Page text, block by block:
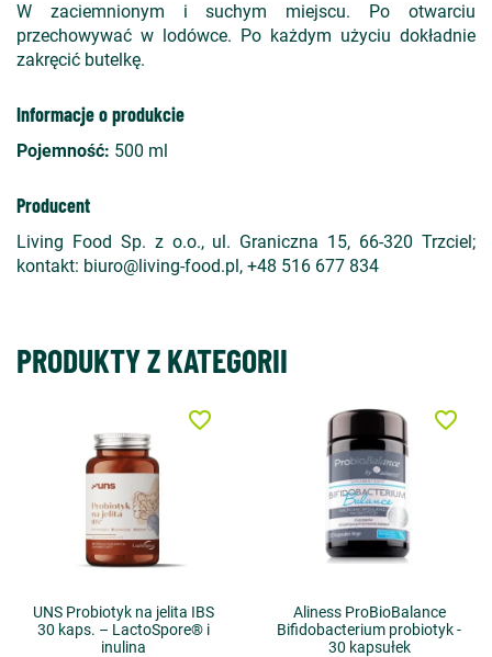
W zaciemnionym i suchym miejscu. Po otwarciu
przechowywać w lodówce. Po każdym użyciu dokładnie
zakręcić butelkę.
Informacje o produkcie
Pojemność: 500 ml
Producent
Living Food Sp. z o.o., ul. Graniczna 15, 66-320 Trzciel;
kontakt: biuro@living-food.pl, +48 516 677 834
PRODUKTY Z KATEGORII
UNS Probiotyk na jelita IBS
30 kaps. – LactoSpore® i
inulina
favorite_border
Aliness ProBioBalance
Bifidobacterium probiotyk -
30 kapsułek
favorite_border